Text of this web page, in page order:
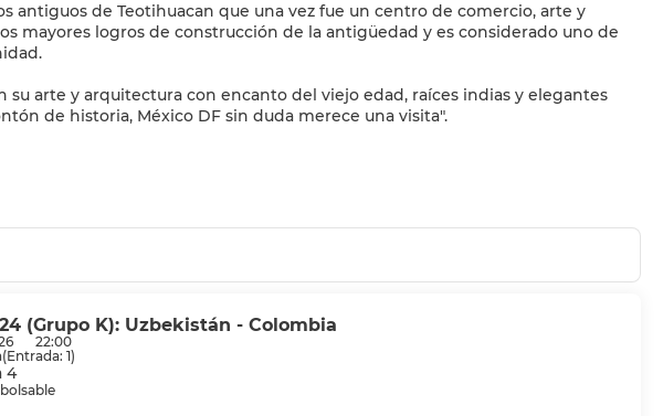
antiguos de Teotihuacan que una vez fue un centro de comercio, arte y
mayores logros de construcción de la antigüedad y es considerado uno de
arte y arquitectura con encanto del viejo edad, raíces indias y elegantes
(Grupo K): Uzbekistán - Colombia
22:00
(Entrada: 1)
4